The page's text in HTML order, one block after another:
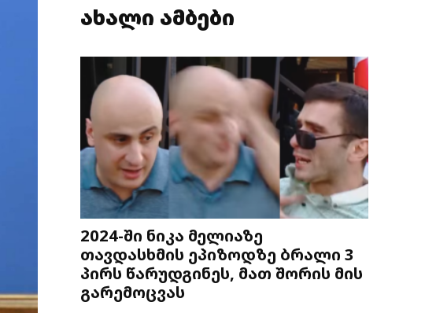
ახალი ამბები
2024-ში ნიკა მელიაზე
თავდასხმის ეპიზოდზე ბრალი 3
პირს წარუდგინეს, მათ შორის მის
გარემოცვას